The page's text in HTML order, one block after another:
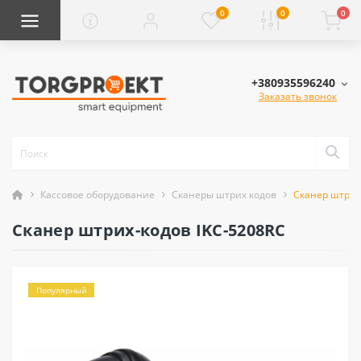
0 0 0
+380935596240
Заказать звонок
Кассовое оборудование Сканеры штрих кодов Сканер
Сканер штрих-кодов IKC-5208RC
Популярный